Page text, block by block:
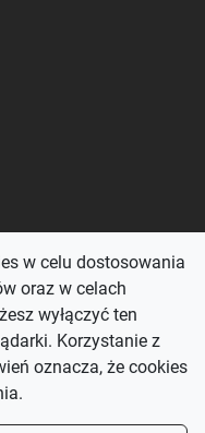
w celu dostosowania
oraz w celach
wyłączyć ten
Korzystanie z
oznacza, że cookies